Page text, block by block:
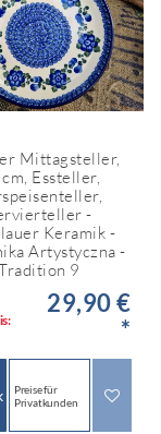
Mittagsteller,
Essteller,
-
Keramik -
Artystyczna -
9
29,90 €
*
Preise für
Privatkunden